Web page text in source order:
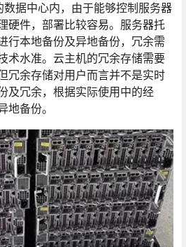
据中心内，由于能够控制服务器
硬件，部署比较容易。服务器托
行本地备份及异地备份，冗余需
术水准。云主机的冗余存储需要
冗余存储对用户而言并不是实时
及冗余，根据实际使用中的经
地备份。